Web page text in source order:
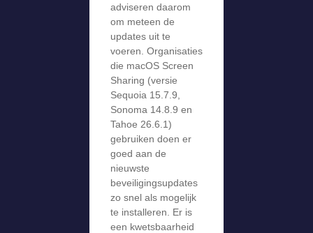
adviseren daarom
om meteen de
updates uit te
voeren. Organisaties
die macOS Screen
Sharing (versie
Sequoia 15.7.9,
Sonoma 14.8.9 en
Tahoe 26.6.1)
gebruiken doen er
goed aan de
nieuwste
beveiligingsupdates
zo snel als mogelijk
te installeren. Er is
een kwetsbaarheid